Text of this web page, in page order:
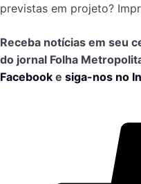
previstas em projeto?
Receba notícias em seu
do jornal Folha
Facebook e siga-nos no